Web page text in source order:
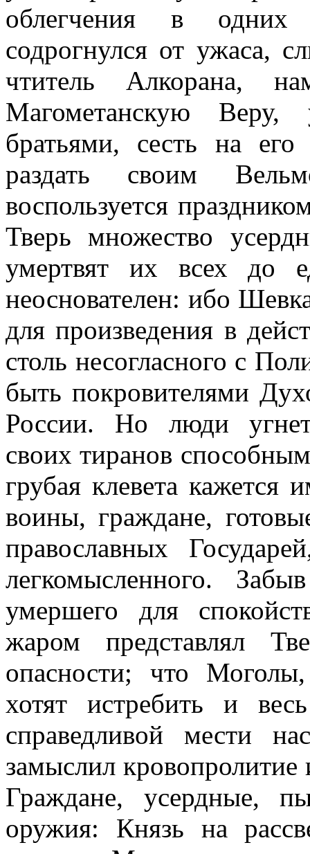
облегчения в одних
содрогнулся от ужаса,
чтитель Алкорана,
Магометанскую
братьями, сесть на
раздать своим
воспользуется
Тверь множество
умертвят их всех до
неоснователен: ибо
для произведения в
столь несогласного с
быть покровителями
России. Но люди
своих тиранов
грубая клевета кажется
воины, граждане,
православных
легкомысленного.
умершего для
жаром представлял
опасности; что
хотят истребить и
справедливой мести
замыслил
Граждане, усердные,
оружия: Князь на